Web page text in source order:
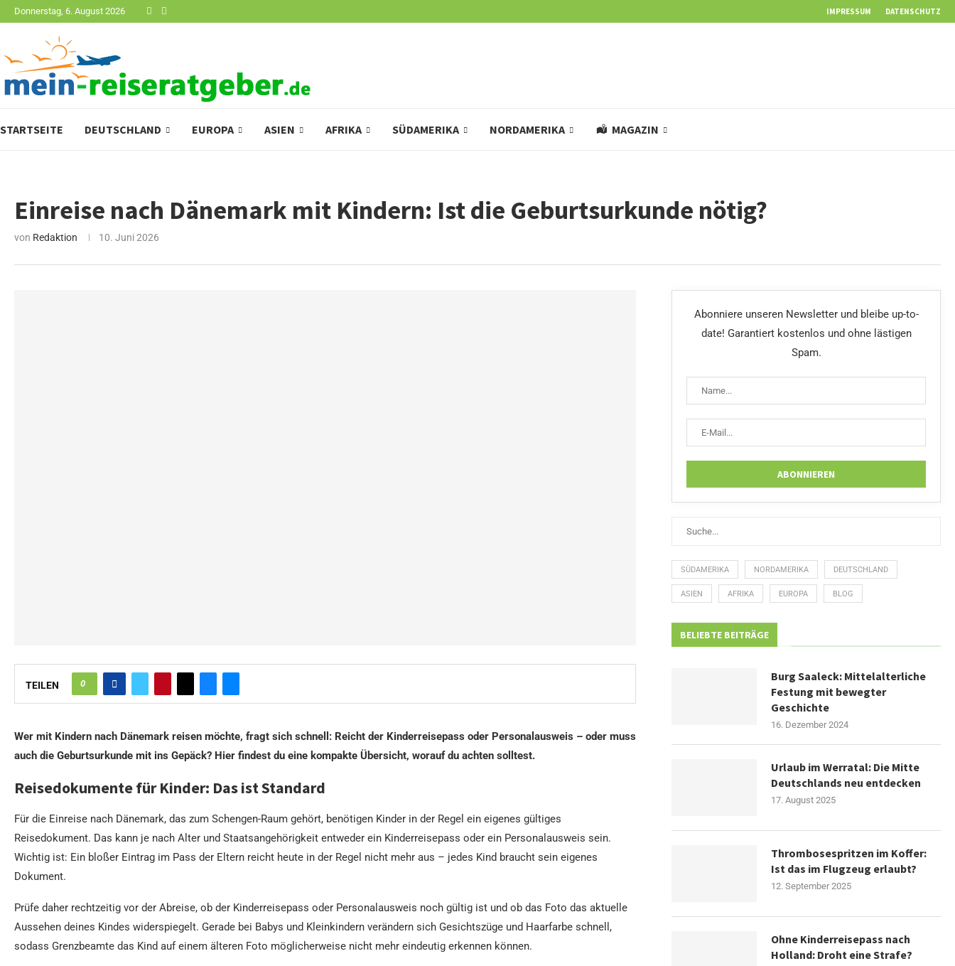
Donnerstag, 6. August 2026 IMPRESSUM DATENSCHUTZ
STARTSEITE DEUTSCHLAND EUROPA ASIEN AFRIKA SÜDAMERIKA NORDAMERIKA MAGAZIN
Einreise nach Dänemark mit Kindern: Ist die Geburtsurkunde nötig?
von Redaktion 10. Juni 2026
TEILEN 0
Wer mit Kindern nach Dänemark reisen möchte, fragt sich schnell: Reicht der Kinderreisepass oder Personalausweis – oder muss
auch die Geburtsurkunde mit ins Gepäck? Hier findest du eine kompakte Übersicht, worauf du achten solltest.
Reisedokumente für Kinder: Das ist Standard
Für die Einreise nach Dänemark, das zum Schengen-Raum gehört, benötigen Kinder in der Regel ein eigenes gültiges
Reisedokument. Das kann je nach Alter und Staatsangehörigkeit entweder ein Kinderreisepass oder ein Personalausweis sein.
Wichtig ist: Ein bloßer Eintrag im Pass der Eltern reicht heute in der Regel nicht mehr aus – jedes Kind braucht sein eigenes
Dokument.
Prüfe daher rechtzeitig vor der Abreise, ob der Kinderreisepass oder Personalausweis noch gültig ist und ob das Foto das aktuelle
Aussehen deines Kindes widerspiegelt. Gerade bei Babys und Kleinkindern verändern sich Gesichtszüge und Haarfarbe schnell,
sodass Grenzbeamte das Kind auf einem älteren Foto möglicherweise nicht mehr eindeutig erkennen können.
Abonniere unseren Newsletter und bleibe up-to-
date! Garantiert kostenlos und ohne lästigen
Spam.
SÜDAMERIKA NORDAMERIKA DEUTSCHLAND
ASIEN AFRIKA EUROPA BLOG
BELIEBTE BEITRÄGE
Burg Saaleck: Mittelalterliche
Festung mit bewegter
Geschichte
16. Dezember 2024
Urlaub im Werratal: Die Mitte
Deutschlands neu entdecken
17. August 2025
Thrombosespritzen im Koffer:
Ist das im Flugzeug erlaubt?
12. September 2025
Ohne Kinderreisepass nach
Holland: Droht eine Strafe?